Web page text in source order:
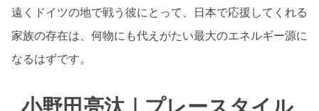
遠くドイツの地で戦う彼にとって、日本で応援してくれる
家族の存在は、何物にも代えがたい最大のエネルギー源に
なるはずです。